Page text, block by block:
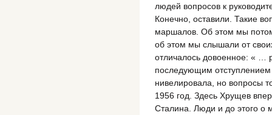
людей вопросов к
Конечно, оставили. Такие
маршалов. Об этом мы
об этом мы слышали от
отличалось довоенное: « …
последующим
нивелировала, но вопросы
1956 год. Здесь Хрущев
Сталина. Люди и до этого о